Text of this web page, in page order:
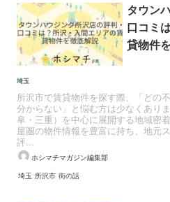
埼玉
タウン
口コミ
貸物件
所沢市で賃貸物件を探す際、「どの
分からない」と悩む方は少なくあり
阜・三重）を中心に展開する地域密
屋圏の物件情報を豊富に持ち、地元
評...
ホシマチマガジン編集部
埼玉 所沢市 街の話